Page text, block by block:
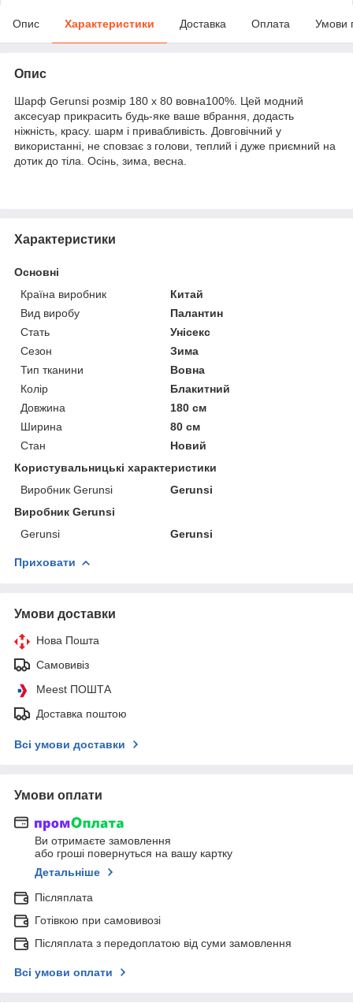
Опис Характеристики Доставка Оплата Умови
Опис
Шарф Gerunsi розмір 180 х 80 вовна100%. Цей модний
аксесуар прикрасить будь-яке ваше вбрання, додасть
ніжність, красу. шарм і привабливість. Довговічний у
використанні, не сповзає з голови, теплий і дуже приємний на
дотик до тіла. Осінь, зима, весна.
Характеристики
Основні
Країна виробник
Китай
Вид виробу
Палантин
Стать
Унісекс
Сезон
Зима
Тип тканини
Вовна
Колір
Блакитний
Довжина
180 см
Ширина
80 см
Стан
Новий
Користувальницькі характеристики
Виробник Gerunsi
Gerunsi
Виробник Gerunsi
Gerunsi
Gerunsi
Приховати
Умови доставки
Нова Пошта
Самовивіз
Meest ПОШТА
Доставка поштою
Всі умови доставки
Умови оплати
Ви отримаєте замовлення
або гроші повернуться на вашу картку
Детальніше
Післяплата
Готівкою при самовивозі
Післяплата з передоплатою від суми замовлення
Всі умови оплати